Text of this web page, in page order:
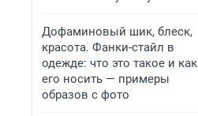
Дофаминовый шик, блеск,
красота. Фанки-стайл в
одежде: что это такое и как
его носить — примеры
образов с фото